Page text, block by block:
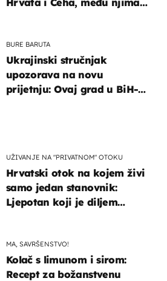
BURE BARUTA
Ukrajinski stručnjak
upozorava na novu
prijetnju: Ovaj grad u BiH-u
UŽIVANJE NA "PRIVATNOM" OTOKU
Hrvatski otok na kojem živi
samo jedan stanovnik:
Ljepotan koji je diljem
MA, SAVRŠENSTVO!
Kolač s limunom i sirom:
Recept za božanstvenu